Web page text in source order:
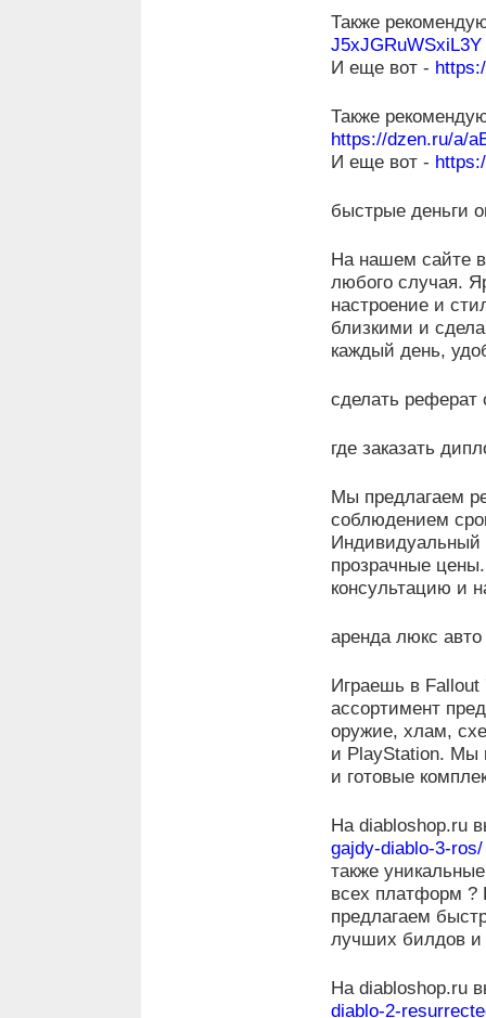
Также
J5xJGRuWSxiL3Y
И еще вот -
Также
https://dzen.ru/a/
И еще вот -
быстрые деньги
На нашем сайте
любого случая.
настроение и
близкими и
каждый день,
сделать реферат
где заказать
Мы предлагаем
соблюдением
Индивидуальный
прозрачные
консультацию и
аренда люкс
Играешь в
ассортимент
оружие, хлам,
и PlayStation. Мы
и готовые
На diabloshop.ru
gajdy-diablo-3-ros/
также
всех платформ ?
предлагаем
лучших билдов и
На diabloshop.ru
diablo-2-